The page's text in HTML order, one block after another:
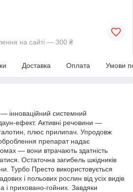
на сайті — 300 ₴
Доставка Оплата Умови
— інноваційний системний
ефект. Активні речовини —
плюс прилипач. Упродовж
препарат надає
— вони втрачають здатність
Остаточна загибель шкідників
Турбо Престо використовується
і польових рослин від усіх видів
і приховано-гойних. Завдяки